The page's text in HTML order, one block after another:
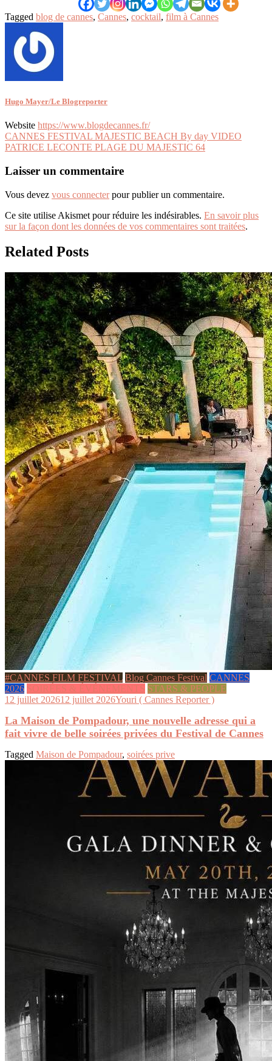
Tagged blog de cannes, Cannes, cocktail, film à Cannes
Hugo Mayer/Le Blogreporter
Website https://www.blogdecannes.fr/
Navigation
de
l’article
CANNES FESTIVAL MAJESTIC BEACH By day VIDEO
PATRICE LECONTE PLAGE DU MAJESTIC 64
Laisser un commentaire
Vous devez vous connecterpour publier un commentaire.
Ce site utilise Akismet pour réduire les indésirables. En savoir plus
sur la façon dont les données de vos commentaires sont traitées.
Related Posts
#CANNES FILM FESTIVAL Blog Cannes Festival CANNES
2026 SOIRÉES & ÉVÉNEMENTS STARS & PEOPLE
12 juillet 202612 juillet 2026Youri ( Cannes Reporter )
La Maison de Pompadour, une nouvelle adresse qui a
fait vivre de belle soirées privées du Festival de Cannes
Tagged Maison de Pompadour, soirées prive